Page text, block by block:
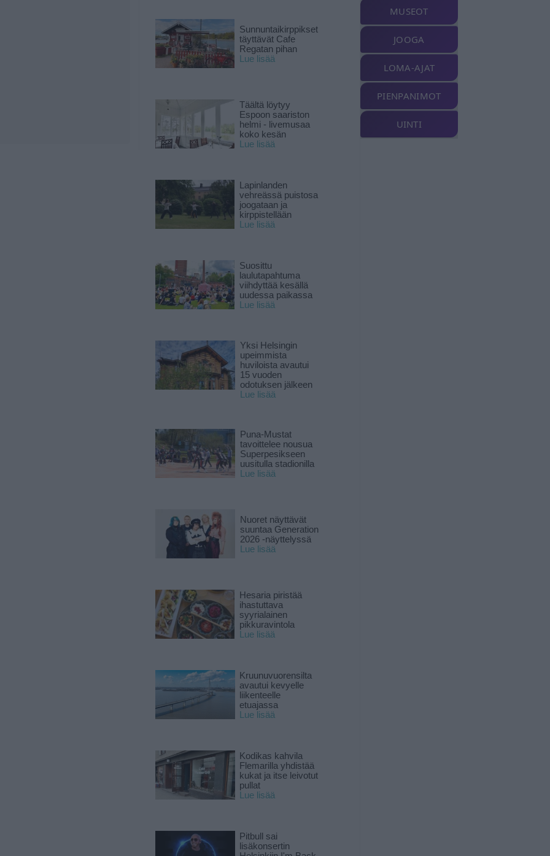
Sunnuntaikirppikset
täyttävät Cafe
Regatan pihan
Lue lisää
Täältä löytyy
Espoon saariston
helmi - livemusaa
koko kesän
Lue lisää
Lapinlanden
vehreässä puistosa
joogataan ja
kirppistellään
Lue lisää
Suosittu
laulutapahtuma
viihdyttää kesällä
uudessa paikassa
Lue lisää
Yksi Helsingin
upeimmista
huviloista avautui
15 vuoden
odotuksen jälkeen
Lue lisää
Puna-Mustat
tavoittelee nousua
Superpesikseen
uusitulla stadionilla
Lue lisää
Nuoret näyttävät
suuntaa Generation
2026 -näyttelyssä
Lue lisää
Hesaria piristää
ihastuttava
syyrialainen
pikkuravintola
Lue lisää
Kruunuvuorensilta
avautui kevyelle
liikenteelle
etuajassa
Lue lisää
Kodikas kahvila
Flemarilla yhdistää
kukat ja itse leivotut
pullat
Lue lisää
Pitbull sai
lisäkonsertin
MUSEOT
JOOGA
LOMA-AJAT
PIENPANIMOT
UINTI